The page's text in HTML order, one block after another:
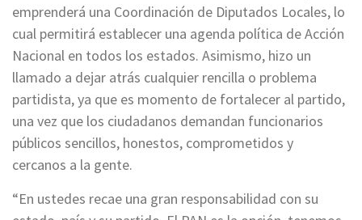
emprenderá una Coordinación de Diputados Locales, lo
cual permitirá establecer una agenda política de Acción
Nacional en todos los estados. Asimismo, hizo un
llamado a dejar atrás cualquier rencilla o problema
partidista, ya que es momento de fortalecer al partido,
una vez que los ciudadanos demandan funcionarios
públicos sencillos, honestos, comprometidos y
cercanos a la gente.
“En ustedes recae una gran responsabilidad con su